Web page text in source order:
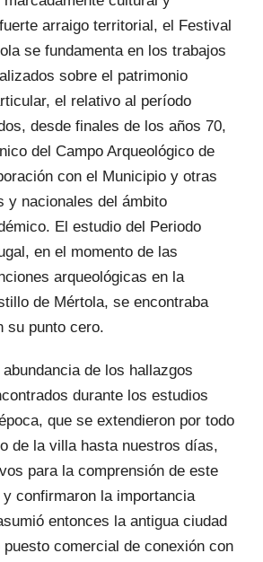
arraigo territorial, el Festival
se fundamenta en los trabajos
sobre el patrimonio
el relativo al período
desde finales de los años 70,
del Campo Arqueológico de
con el Municipio y otras
y nacionales del ámbito
El estudio del Periodo
en el momento de las
arqueológicas en la
de Mértola, se encontraba
su punto cero.
de los hallazgos
durante los estudios
que se extendieron por todo
de la villa hasta nuestros días,
para la comprensión de este
confirmaron la importancia
entonces la antigua ciudad
comercial de conexión con